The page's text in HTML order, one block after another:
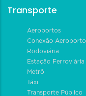
Transporte
Aeroportos
Conexão Aeroporto
Rodoviária
Estação Ferroviária
Metrô
Táxi
Transporte Público